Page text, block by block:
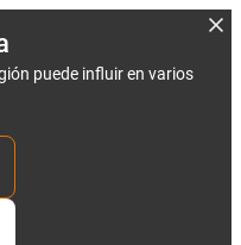
puede influir en varios